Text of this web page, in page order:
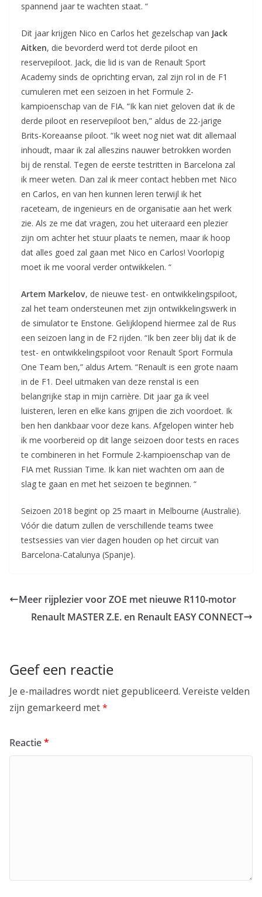
spannend jaar te wachten staat. “
Dit jaar krijgen Nico en Carlos het gezelschap van Jack
Aitken, die bevorderd werd tot derde piloot en
reservepiloot. Jack, die lid is van de Renault Sport
Academy sinds de oprichting ervan, zal zijn rol in de F1
cumuleren met een seizoen in het Formule 2-
kampioenschap van de FIA. “Ik kan niet geloven dat ik de
derde piloot en reservepiloot ben,” aldus de 22-jarige
Brits-Koreaanse piloot. “Ik weet nog niet wat dit allemaal
inhoudt, maar ik zal alleszins nauwer betrokken worden
bij de renstal. Tegen de eerste testritten in Barcelona zal
ik meer weten. Dan zal ik meer contact hebben met Nico
en Carlos, en van hen kunnen leren terwijl ik het
raceteam, de ingenieurs en de organisatie aan het werk
zie. Als ze me dat vragen, zou het uiteraard een plezier
zijn om achter het stuur plaats te nemen, maar ik hoop
dat alles goed zal gaan met Nico en Carlos! Voorlopig
moet ik me vooral verder ontwikkelen. “
Artem Markelov, de nieuwe test- en ontwikkelingspiloot,
zal het team ondersteunen met zijn ontwikkelingswerk in
de simulator te Enstone. Gelijklopend hiermee zal de Rus
een seizoen lang in de F2 rijden. “Ik ben zeer blij dat ik de
test- en ontwikkelingspiloot voor Renault Sport Formula
One Team ben,” aldus Artem. “Renault is een grote naam
in de F1. Deel uitmaken van deze renstal is een
belangrijke stap in mijn carrière. Dit jaar ga ik veel
luisteren, leren en elke kans grijpen die zich voordoet. Ik
ben hen dankbaar voor deze kans. Afgelopen winter heb
ik me voorbereid op dit lange seizoen door tests en races
te combineren in het Formule 2-kampioenschap van de
FIA met Russian Time. Ik kan niet wachten om aan de
slag te gaan en met het seizoen te beginnen. “
Seizoen 2018 begint op 25 maart in Melbourne (Australië).
Vóór die datum zullen de verschillende teams twee
testsessies van vier dagen houden op het circuit van
Barcelona-Catalunya (Spanje).
Meer rijplezier voor ZOE met nieuwe R110-motor
Renault MASTER Z.E. en Renault EASY CONNECT
Geef een reactie
Je e-mailadres wordt niet gepubliceerd. Vereiste velden
zijn gemarkeerd met*
Reactie*